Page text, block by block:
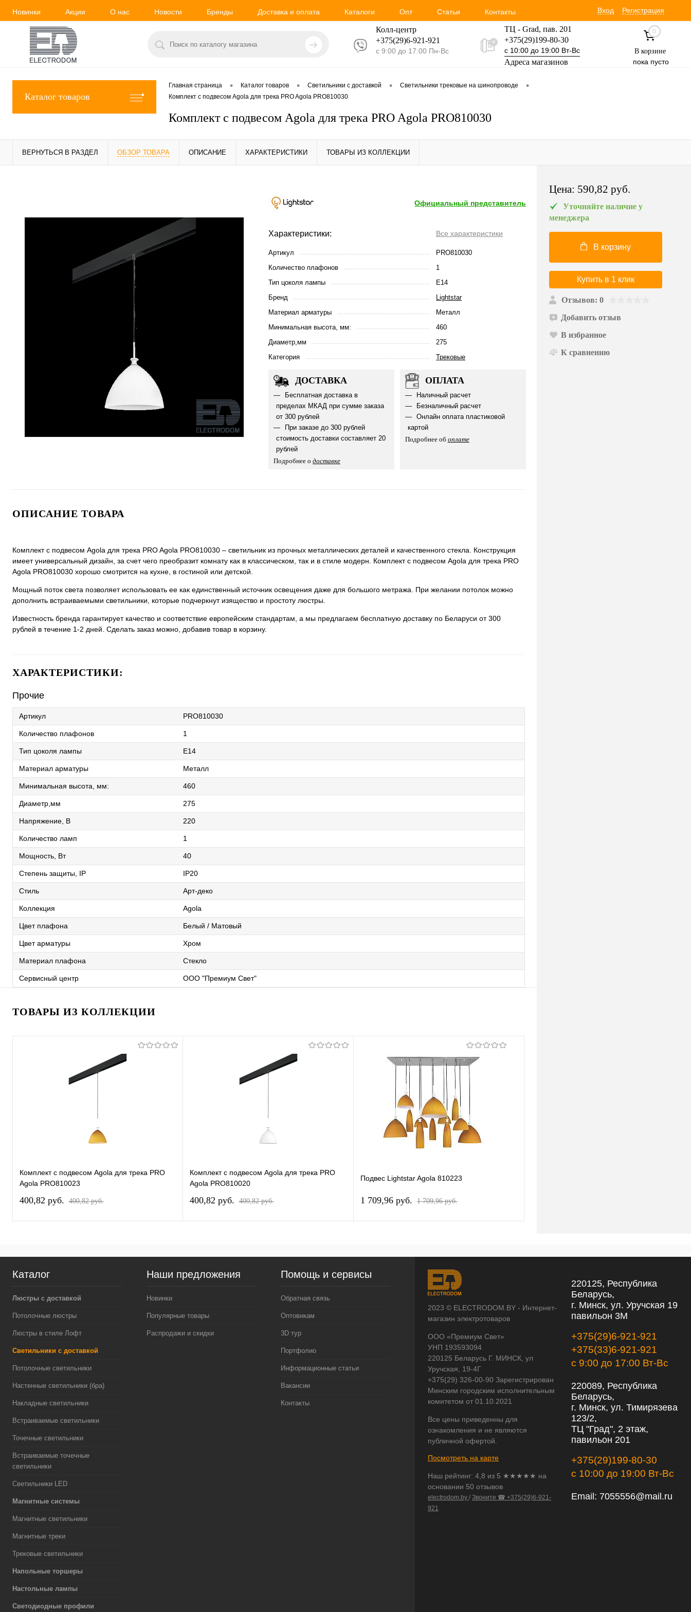
Новинки Акции О нас Новости Бренды Доставка и оплата Каталоги Опт Статьи Контакты Вход Регистрация
Колл-центр
+375(29)6-921-921
с 9:00 до 17:00 Пн-Вс
ТЦ - Grad, пав. 201
+375(29)199-80-30
с 10:00 до 19:00 Вт-Вс
Адреса магазинов
+375(29)354-30-60
0
В корзине
пока пусто
Каталог товаров
Главная страница • Каталог товаров • Светильники с доставкой • Светильники трековые на шинопроводе •
Комплект с подвесом Agola для трека PRO Agola PRO810030
Комплект с подвесом Agola для трека PRO Agola PRO810030
ВЕРНУТЬСЯ В РАЗДЕЛ ОБЗОР ТОВАРА ОПИСАНИЕ ХАРАКТЕРИСТИКИ ТОВАРЫ ИЗ КОЛЛЕКЦИИ
Официальный представитель
Характеристики: Все характеристики
Артикул
PRO810030
Количество плафонов
1
Тип цоколя лампы
E14
Бренд
Lightstar
Материал арматуры
Металл
Минимальная высота, мм:
460
Диаметр,мм
275
Категория
Трековые
ДОСТАВКА
Бесплатная доставка в
пределах МКАД при сумме заказа
от 300 рублей
При заказе до 300 рублей
стоимость доставки составляет 20
рублей
Подробнее о доставке
ОПЛАТА
Наличный расчет
Безналичный расчет
Онлайн оплата пластиковой
картой
Подробнее об оплате
ОПИСАНИЕ ТОВАРА
Комплект с подвесом Agola для трека PRO Agola PRO810030 – светильник из прочных металлических деталей и качественного стекла. Конструкция
имеет универсальный дизайн, за счет чего преобразит комнату как в классическом, так и в стиле модерн. Комплект с подвесом Agola для трека PRO
Agola PRO810030 хорошо смотрится на кухне, в гостиной или детской.
Мощный поток света позволяет использовать ее как единственный источник освещения даже для большого метража. При желании потолок можно
дополнить встраиваемыми светильники, которые подчеркнут изящество и простоту люстры.
Известность бренда гарантирует качество и соответствие европейским стандартам, а мы предлагаем бесплатную доставку по Беларуси от 300
рублей в течение 1-2 дней. Сделать заказ можно, добавив товар в корзину.
ХАРАКТЕРИСТИКИ:
Прочие
Артикул PRO810030
Количество плафонов 1
Тип цоколя лампы E14
Материал арматуры Металл
Минимальная высота, мм: 460
Диаметр,мм 275
Напряжение, В 220
Количество ламп 1
Мощность, Вт 40
Степень защиты, IP IP20
Стиль Арт-деко
Коллекция Agola
Цвет плафона Белый / Матовый
Цвет арматуры Хром
Материал плафона Стекло
Сервисный центр ООО "Премиум Свет"
ТОВАРЫ ИЗ КОЛЛЕКЦИИ
Комплект с подвесом Agola для трека PRO
Agola PRO810023
400,82 pуб. 400,82 pуб.
Комплект с подвесом Agola для трека PRO
Agola PRO810020
400,82 pуб. 400,82 pуб.
Подвес Lightstar Agola 810223
1 709,96 pуб. 1 709,96 pуб.
Цена: 590,82 pуб.
Уточняйте наличие у
менеджера
В корзину
Купить в 1 клик
Отзывов: 0
Добавить отзыв
В избранное
К сравнению
Каталог
Люстры с доставкой
Потолочные люстры
Люстры в стиле Лофт
Светильники с доставкой
Потолочные светильники
Настенные светильники (бра)
Накладные светильники
Встраиваемые светильники
Точечные светильники
Встраиваемые точечные
светильники
Светильники LED
Магнитные системы
Магнитные светильники
Магнитные треки
Трековые светильники
Напольные торшеры
Настольные лампы
Светодиодные профили
Наши предложения
Новинки
Популярные товары
Распродажи и скидки
Помощь и сервисы
Обратная связь
Оптовикам
3D тур
Портфолио
Информационные статьи
Вакансии
Контакты
2023 © ELECTRODOM.BY - Интернет-
магазин электротоваров
ООО «Премиум Свет»
УНП 193593094
220125 Беларусь Г. МИНСК, ул
Уручская, 19-4Г
+375(29) 326-00-90 Зарегистрирован
Минским городским исполнительным
комитетом от 01.10.2021
Все цены приведенны для
ознакомления и не являются
публичной офертой.
Посмотреть на карте
Наш рейтинг: 4,8 из 5 ★★★★★ на
основании 50 отзывов
electrodom.by / Звоните ☎ +375(29)6-921-
921
220125, Республика
Беларусь,
г. Минск, ул. Уручская 19
павильон 3М
+375(29)6-921-921
+375(33)6-921-921
с 9:00 до 17:00 Вт-Вс
220089, Республика
Беларусь,
г. Минск, ул. Тимирязева
123/2,
ТЦ "Град", 2 этаж,
павильон 201
+375(29)199-80-30
с 10:00 до 19:00 Вт-Вс
Email: 7055556@mail.ru